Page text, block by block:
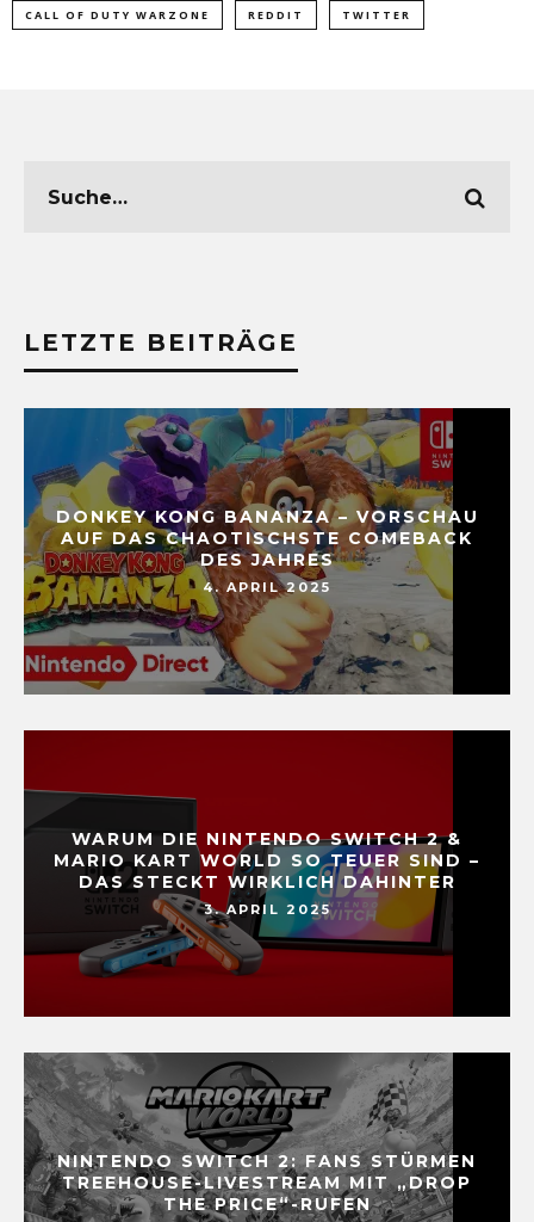
CALL OF DUTY WARZONE REDDIT TWITTER
LETZTE BEITRÄGE
DONKEY KONG BANANZA – VORSCHAU
AUF DAS CHAOTISCHSTE COMEBACK
DES JAHRES
4. APRIL 2025
WARUM DIE NINTENDO SWITCH 2 &
MARIO KART WORLD SO TEUER SIND –
DAS STECKT WIRKLICH DAHINTER
3. APRIL 2025
NINTENDO SWITCH 2: FANS STÜRMEN
TREEHOUSE-LIVESTREAM MIT „DROP
THE PRICE“-RUFEN